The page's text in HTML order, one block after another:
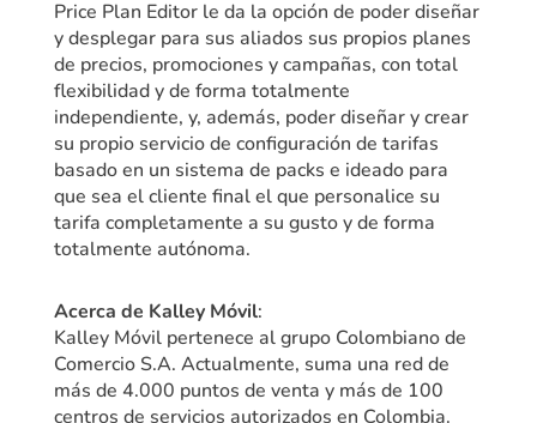
Price Plan Editor le da la opción de poder diseñar
y desplegar para sus aliados sus propios planes
de precios, promociones y campañas, con total
flexibilidad y de forma totalmente
independiente, y, además, poder diseñar y crear
su propio servicio de configuración de tarifas
basado en un sistema de packs e ideado para
que sea el cliente final el que personalice su
tarifa completamente a su gusto y de forma
totalmente autónoma.
Acerca de Kalley Móvil:
Kalley Móvil pertenece al grupo Colombiano de
Comercio S.A. Actualmente, suma una red de
más de 4.000 puntos de venta y más de 100
centros de servicios autorizados en Colombia.